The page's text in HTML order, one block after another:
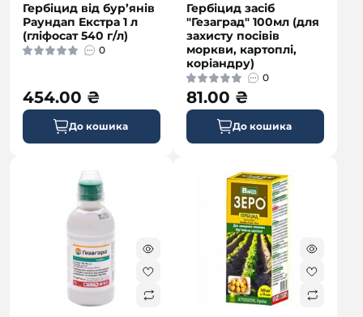
Гербіцид від бур’янів
Раундап Екстра 1 л
(гліфосат 540 г/л)
0
454.00 ₴
До кошика
Гербіцид засіб
"Гезаград" 100мл (для
захисту посівів
моркви, картоплі,
коріандру)
0
81.00 ₴
До кошика